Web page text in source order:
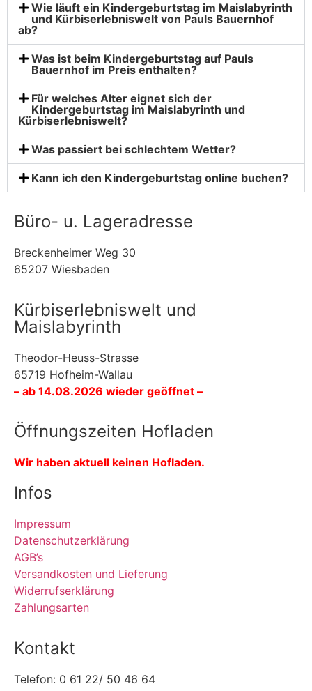
Wie läuft ein Kindergeburtstag im Maislabyrinth
und Kürbiserlebniswelt von Pauls Bauernhof
ab?
Was ist beim Kindergeburtstag auf Pauls
Bauernhof im Preis enthalten?
Für welches Alter eignet sich der
Kindergeburtstag im Maislabyrinth und
Kürbiserlebniswelt?
Was passiert bei schlechtem Wetter?
Kann ich den Kindergeburtstag online buchen?
Büro- u. Lageradresse
Breckenheimer Weg 30
65207 Wiesbaden
Kürbiserlebniswelt und
Maislabyrinth
Theodor-Heuss-Strasse
65719 Hofheim-Wallau
– ab 14.08.2026 wieder geöffnet –
Öffnungszeiten Hofladen
Wir haben aktuell keinen Hofladen.
Infos
Impressum
Datenschutzerklärung
AGB’s
Versandkosten und Lieferung
Widerrufserklärung
Zahlungsarten
Kontakt
Telefon: 0 61 22/ 50 46 64